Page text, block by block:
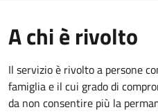
A chi è rivolto
Il servizio è rivolto a persone
famiglia e il cui grado di
da non consentire più la